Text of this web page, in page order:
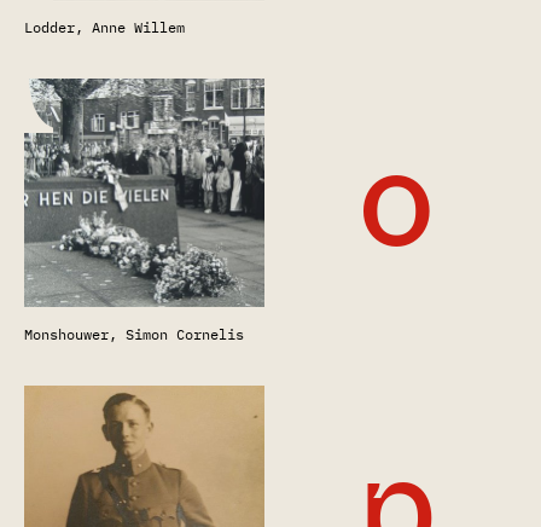
Lodder, Anne Willem
Monshouwer, Simon Cornelis
o